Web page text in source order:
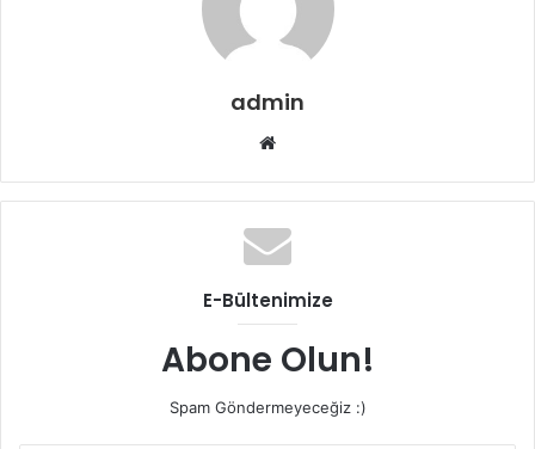
admin
Web
E-Bültenimize
Abone Olun!
Spam Göndermeyeceğiz :)